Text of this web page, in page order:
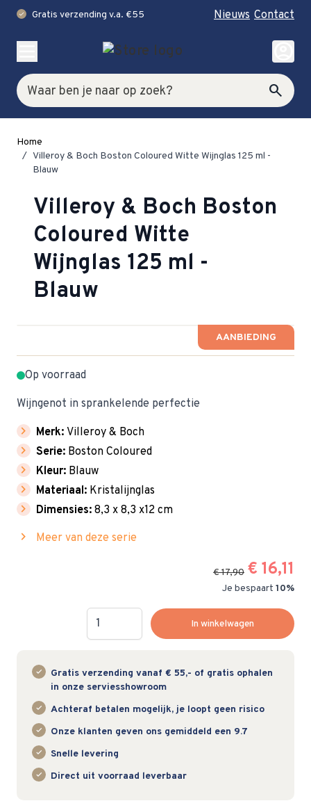
check Gratis verzending v.a. €55 Nieuws Contact
Zoek search
account_circle
Home
/ Villeroy & Boch Boston Coloured Witte Wijnglas 125 ml -
Blauw
Villeroy & Boch Boston
Coloured Witte
Wijnglas 125 ml -
Blauw
AANBIEDING
Op voorraad
Wijngenot in sprankelende perfectie
chevron_right Merk: Villeroy & Boch
chevron_right Serie: Boston Coloured
chevron_right Kleur: Blauw
chevron_right Materiaal: Kristalijnglas
chevron_right Dimensies: 8,3 x 8,3 x12 cm
chevron_right Meer van deze serie
€ 17,90 € 16,11
Je bespaart 10%
Hoeveelheid
In winkelwagen
Gratis verzending vanaf € 55,- of gratis ophalen
in onze serviesshowroom
Achteraf betalen mogelijk, je loopt geen risico
Onze klanten geven ons gemiddeld een 9.7
Snelle levering
Direct uit voorraad leverbaar